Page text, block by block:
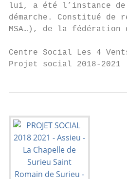
lui, a été l’instance
démarche. Constitué
MSA…), de la fédération
Centre Social Les 4
Projet social